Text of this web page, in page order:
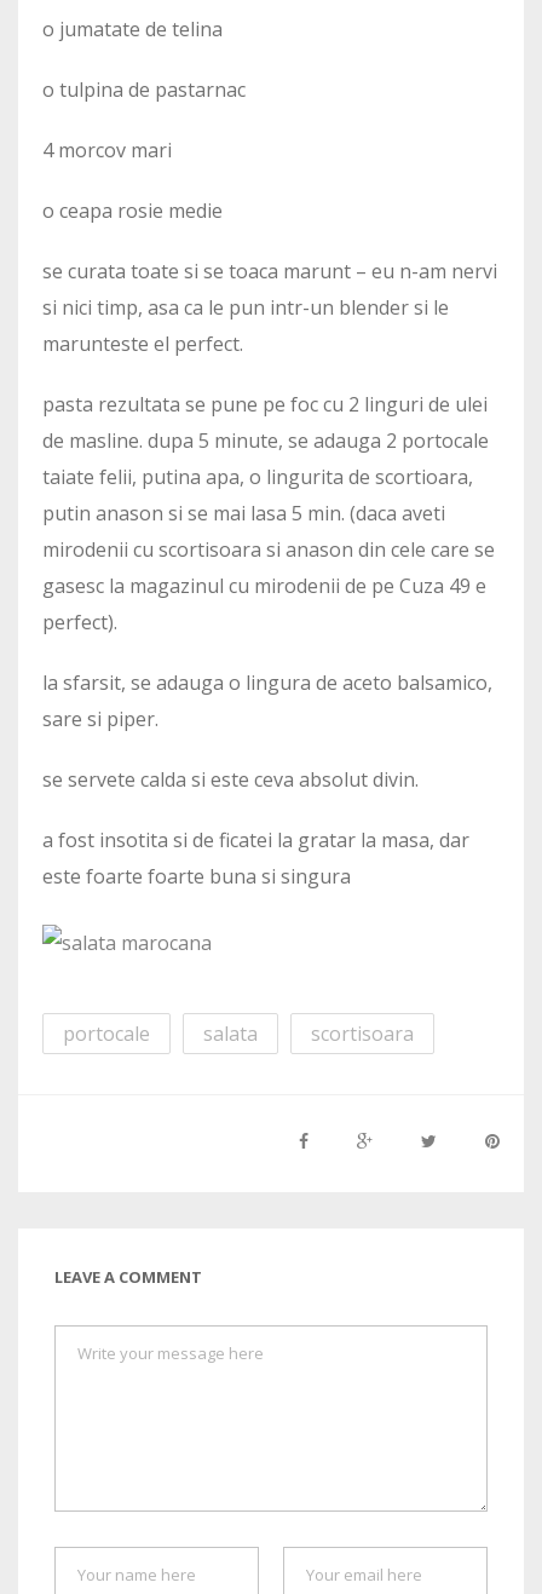
o jumatate de telina
o tulpina de pastarnac
4 morcov mari
o ceapa rosie medie
se curata toate si se toaca marunt – eu n-am nervi
si nici timp, asa ca le pun intr-un blender si le
marunteste el perfect.
pasta rezultata se pune pe foc cu 2 linguri de ulei
de masline. dupa 5 minute, se adauga 2 portocale
taiate felii, putina apa, o lingurita de scortioara,
putin anason si se mai lasa 5 min. (daca aveti
mirodenii cu scortisoara si anason din cele care se
gasesc la magazinul cu mirodenii de pe Cuza 49 e
perfect).
la sfarsit, se adauga o lingura de aceto balsamico,
sare si piper.
se servete calda si este ceva absolut divin.
a fost insotita si de ficatei la gratar la masa, dar
este foarte foarte buna si singura
portocale salata scortisoara
LEAVE A COMMENT